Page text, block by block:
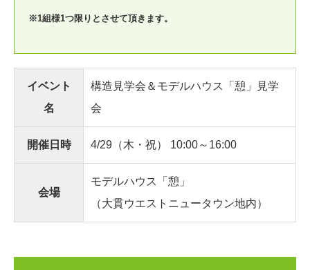
※1組様1つ限りとさせて頂きます。
イベント
名
構造見学会＆モデルハウス「憩」見学
会
開催日時 4/29（木・祝） 10:00～16:00
会場
モデルハウス「憩」
（大貫ウエストニュータウン地内）